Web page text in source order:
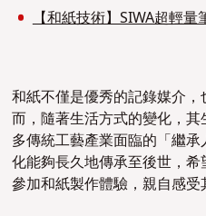
【和紙技術】SIWA超輕
和紙不僅是優秀的記錄媒介
而，隨著生活方式的變化，
多傳統工藝產業面臨的「繼
化能夠長久地傳承至後世，
參加和紙製作體驗，親自感受